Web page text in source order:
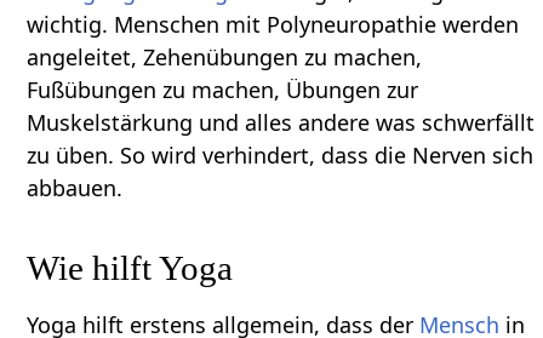
wichtig. Menschen mit Polyneuropathie werden
angeleitet, Zehenübungen zu machen,
Fußübungen zu machen, Übungen zur
Muskelstärkung und alles andere was schwerfällt
zu üben. So wird verhindert, dass die Nerven sich
abbauen.
Wie hilft Yoga
Yoga hilft erstens allgemein, dass der Mensch in